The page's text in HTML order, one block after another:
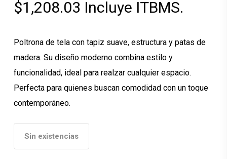
$1,208.03 Incluye ITBMS.
Poltrona de tela con tapiz suave, estructura y patas de
madera. Su diseño moderno combina estilo y
funcionalidad, ideal para realzar cualquier espacio.
Perfecta para quienes buscan comodidad con un toque
contemporáneo.
Sin existencias